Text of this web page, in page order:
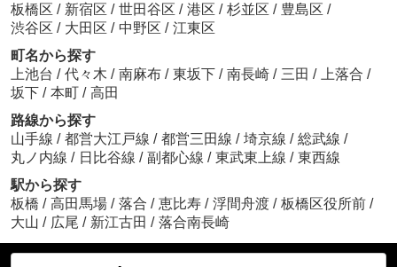
板橋区 / 新宿区 / 世田谷区 / 港区 / 杉並区 / 豊島区 /
渋谷区 / 大田区 / 中野区 / 江東区
町名から探す
上池台 / 代々木 / 南麻布 / 東坂下 / 南長崎 / 三田 / 上落合 /
坂下 / 本町 / 高田
路線から探す
山手線 / 都営大江戸線 / 都営三田線 / 埼京線 / 総武線 /
丸ノ内線 / 日比谷線 / 副都心線 / 東武東上線 / 東西線
駅から探す
板橋 / 高田馬場 / 落合 / 恵比寿 / 浮間舟渡 / 板橋区役所前 /
大山 / 広尾 / 新江古田 / 落合南長崎